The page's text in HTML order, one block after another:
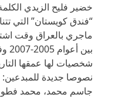
خضير فليح الزيدي
“فندق كويستان” التي
ماجري بالعراق وقت
شخصيات لها عمقها
نصوصا جديدة للمبدعين:
جاسم محمد، محمد